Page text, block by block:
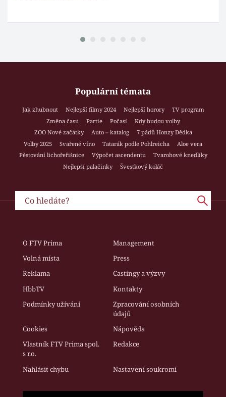
Populární témata
Jak zhubnout Nejlepší filmy 2024 Nejlepší horory
TV program
Změna času
Partie Počasí
Kdy budou volby
ZOO Nové začátky
Auto – katalog
7 pádů Honzy Dědka
Volby 2025
Svařené víno Tatarák podle Pohlreicha
Aloe vera
Pěstování lichořeřišnice
Výpočet ascendentu
Tvarohové knedlíky
Nejlepší palačinky
Švestkový koláč
O FTV Prima
Management
Volná místa
Press
Reklama
Castingy a výzvy
HbbTV
Kontakty
Podmínky užívání
Zpracování osobních
údajů
Cookies
Nápověda
Vlastník FTV Prima spol.
s r.o.
Redakce
Nahlásit chybu Nastavení soukromí